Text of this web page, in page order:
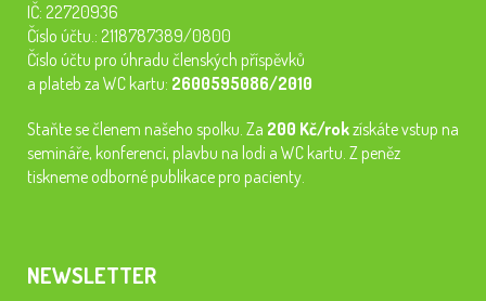
IČ: 22720936
Číslo účtu.: 2118787389/0800
Číslo účtu pro úhradu členských příspěvků
a plateb za WC kartu: 2600595086/2010
Staňte se členem našeho spolku. Za 200 Kč/rokzískáte vstup na
semináře, konferenci, plavbu na lodi a WC kartu. Z peněz
tiskneme odborné publikace pro pacienty.
NEWSLETTER